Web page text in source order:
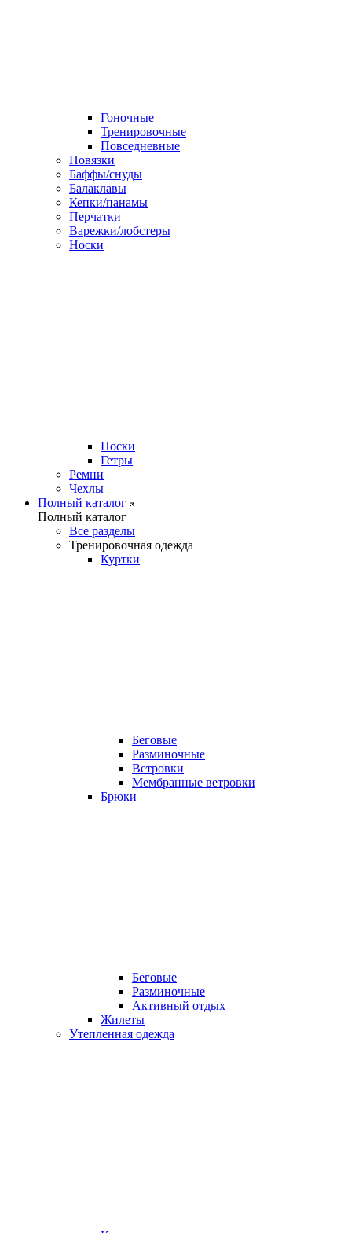
Гоночные
Тренировочные
Повседневные
Повязки
Баффы/снуды
Балаклавы
Кепки/панамы
Перчатки
Варежки/лобстеры
Носки
Носки
Гетры
Ремни
Чехлы
Полный каталог
Полный каталог
Все разделы
Тренировочная одежда
Куртки
Беговые
Разминочные
Ветровки
Мембранные ветровки
Брюки
Беговые
Разминочные
Активный отдых
Жилеты
Утепленная одежда